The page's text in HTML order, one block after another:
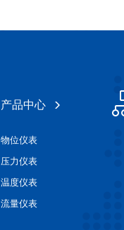
产品中心
物位仪表
压力仪表
温度仪表
流量仪表